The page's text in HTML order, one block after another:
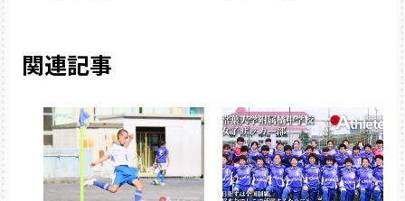
関連記事